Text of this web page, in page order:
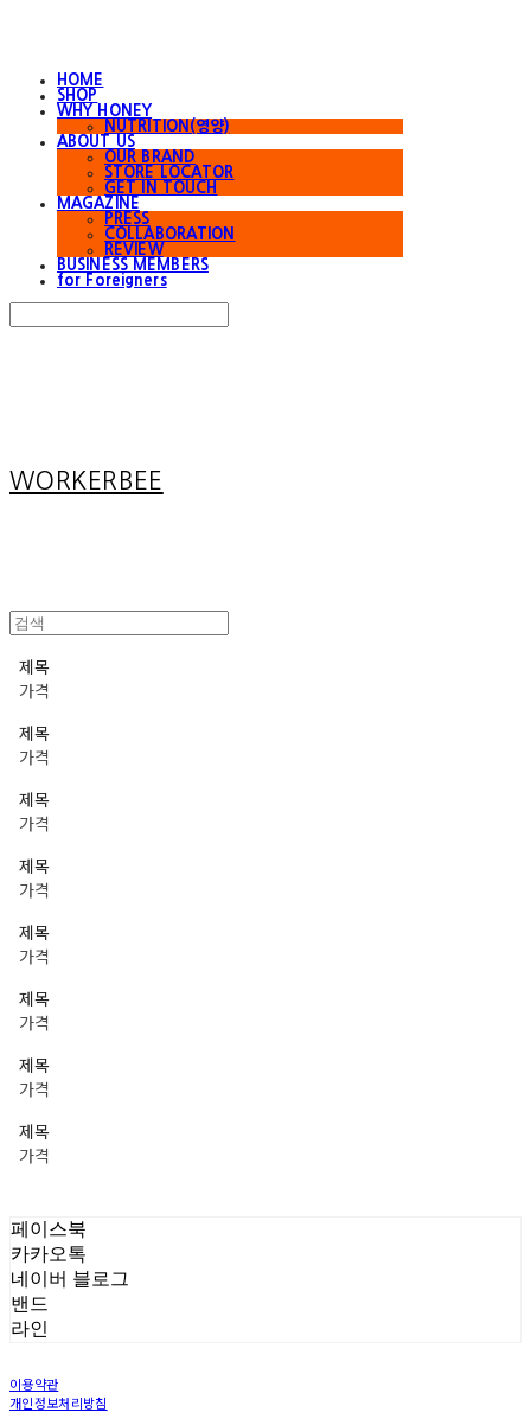
HOME
SHOP
WHY HONEY
NUTRITION(영양)
ABOUT US
OUR BRAND
STORE LOCATOR
GET IN TOUCH
MAGAZINE
PRESS
COLLABORATION
REVIEW
BUSINESS MEMBERS
for Foreigners
WORKERBEE
제목
가격
제목
가격
제목
가격
제목
가격
제목
가격
제목
가격
제목
가격
제목
가격
페이스북
카카오톡
네이버 블로그
밴드
라인
이용약관
개인정보처리방침